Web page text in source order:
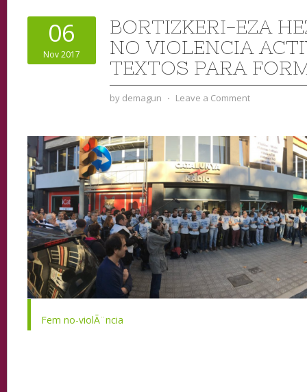
06
Nov 2017
BORTIZKERI-EZA
NO VIOLENCIA
TEXTOS PARA
by demagun ⋅ Leave a Comment
Fem no-violÃ¨ncia